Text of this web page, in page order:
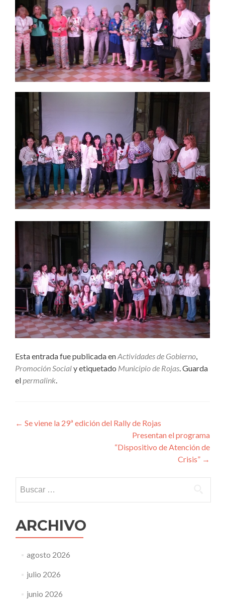
Esta entrada fue publicada enActividades de Gobierno
Promoción Socialy etiquetado Municipio de Rojas . Guarda
el permalink
Navegación
← Se viene la 29ª edición del Rally de Rojas
Presentan el programa
“Dispositivo de Atención de
Crisis” →
ARCHIVO
agosto 2026
julio 2026
junio 2026